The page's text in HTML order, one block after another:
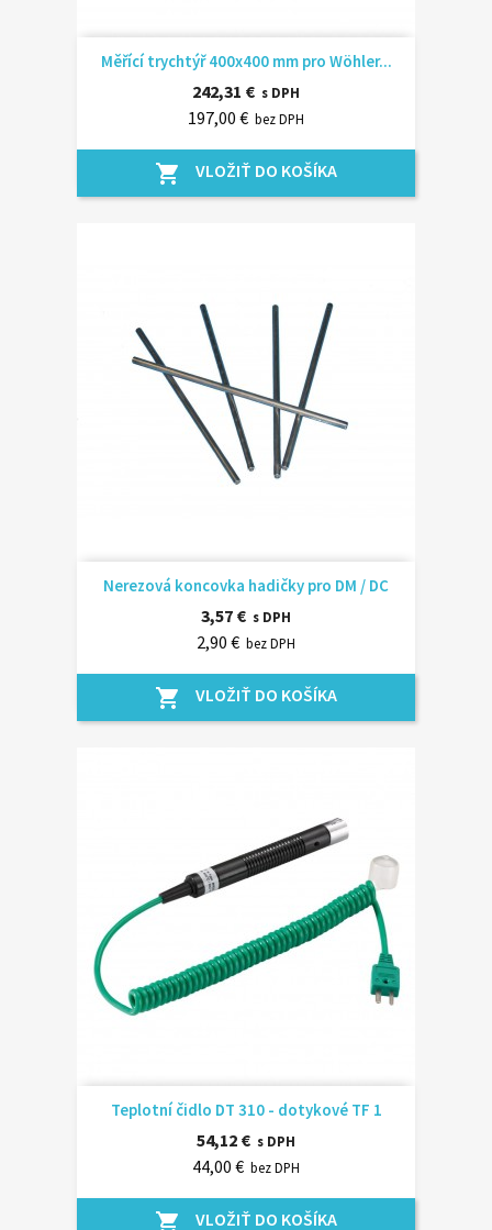
Měřící trychtýř 400x400 mm pro Wöhler...
242,31 € s DPH
197,00 € bez DPH
shopping_cart VLOŽIŤ DO KOŠÍKA
Nerezová koncovka hadičky pro DM / DC
3,57 € s DPH
2,90 € bez DPH
shopping_cart VLOŽIŤ DO KOŠÍKA
Teplotní čidlo DT 310 - dotykové TF 1
54,12 € s DPH
44,00 € bez DPH
shopping_cart VLOŽIŤ DO KOŠÍKA